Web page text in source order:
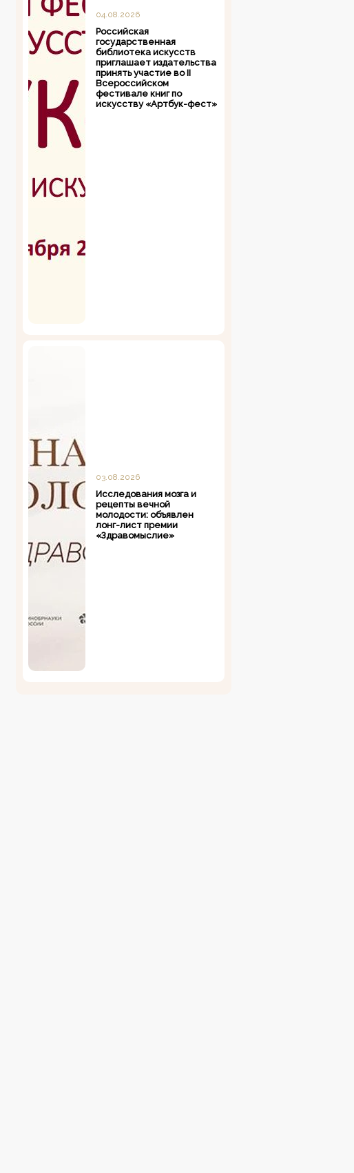
04.08.2026
Российская
государственная
библиотека искусств
приглашает издательства
принять участие во II
Всероссийском
фестивале книг по
искусству «Артбук-фест»
03.08.2026
Исследования мозга и
рецепты вечной
молодости: объявлен
лонг-лист премии
«Здравомыслие»